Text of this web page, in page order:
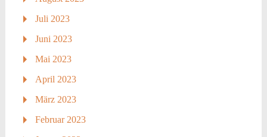
Juli 2023
Juni 2023
Mai 2023
April 2023
März 2023
Februar 2023